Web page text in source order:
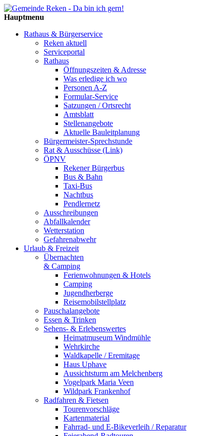
Hauptmenu
Rathaus & Bürgerservice
Reken aktuell
Serviceportal
Rathaus
Öffnungszeiten & Adresse
Was erledige ich wo
Personen A-Z
Formular-Service
Satzungen / Ortsrecht
Amtsblatt
Stellenangebote
Aktuelle Bauleitplanung
Bürgermeister-Sprechstunde
Rat & Ausschüsse (Link)
ÖPNV
Rekener Bürgerbus
Bus & Bahn
Taxi-Bus
Nachtbus
Pendlernetz
Ausschreibungen
Abfallkalender
Wetterstation
Gefahrenabwehr
Urlaub & Freizeit
Übernachten
& Camping
Ferienwohnungen & Hotels
Camping
Jugendherberge
Reisemobilstellplatz
Pauschalangebote
Essen & Trinken
Sehens- & Erlebenswertes
Heimatmuseum Windmühle
Wehrkirche
Waldkapelle / Eremitage
Haus Uphave
Aussichtsturm am Melchenberg
Vogelpark Maria Veen
Wildpark Frankenhof
Radfahren & Fietsen
Tourenvorschläge
Kartenmaterial
Fahrrad- und E-Bikeverleih / Reparatur